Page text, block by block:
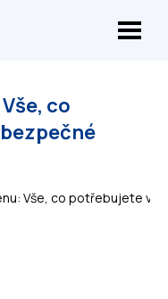
co
Vše, co potřebujete